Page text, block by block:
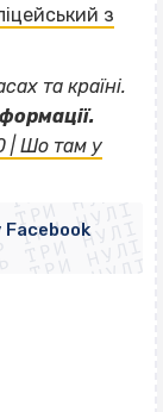
з
та країні.
| Шо там у
НУЛІ
НУЛІ
НУЛІ
НУЛІ
ТРИ НУЛІ
ТРИ НУЛІ
ТРИ НУЛІ
ТРИ НУЛІ
Facebook